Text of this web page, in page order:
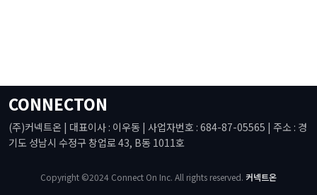
CONNECTON
(주)커넥트온 | 대표이사 : 이우동 | 사업자번호 : 684-87-05565 | 주소 : 경
기도 성남시 수정구 창업로 43, B동 1011호
Copyright ©2024 Connect On Inc. All rights reserved. 커넥트온